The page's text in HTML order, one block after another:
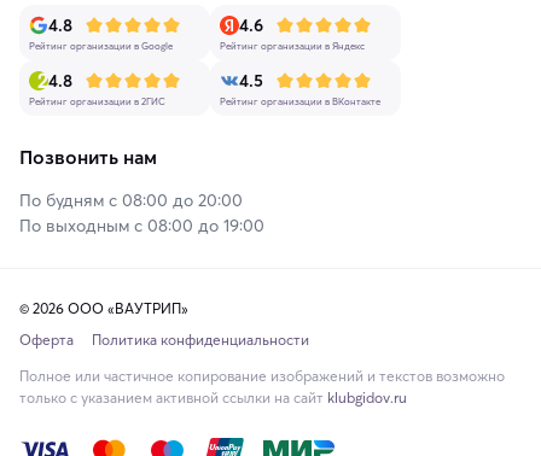
4.8
Рейтинг организации в Google
4.6
Рейтинг организации в Яндекс
4.8
Рейтинг организации в 2ГИС
4.5
Рейтинг организации в ВКонтакте
Позвонить нам
По будням с 08:00 до 20:00
По выходным с 08:00 до 19:00
© 2026 ООО «ВАУТРИП»
Оферта
Политика конфиденциальности
Полное или частичное копирование изображений и текстов возможно
только с указанием активной ссылки на сайт klubgidov.ru